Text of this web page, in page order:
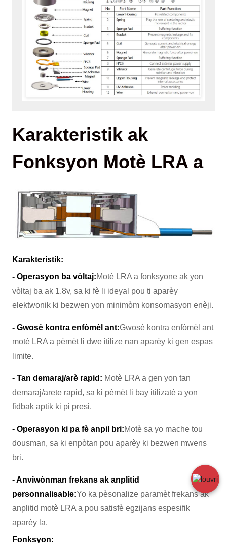
Karakteristik ak
Fonksyon Motè LRA a
Karakteristik:
- Operasyon ba vòltaj:Motè LRA a fonksyone ak yon
vòltaj ba ak 1.8v, sa ki fè li ideyal pou ti aparèy
elektwonik ki bezwen yon minimòm konsomasyon enèji.
- Gwosè kontra enfòmèl ant:Gwosè kontra enfòmèl ant
motè LRA a pèmèt li dwe itilize nan aparèy ki gen espas
limite.
- Tan demaraj/arè rapid: Motè LRA a gen yon tan
demaraj/arete rapid, sa ki pèmèt li bay itilizatè a yon
fidbak aptik ki pi presi.
- Operasyon ki pa fè anpil bri:Motè sa yo mache tou
dousman, sa ki enpòtan pou aparèy ki bezwen mwens
bri.
- Anviwònman frekans ak anplitid
personnalisable:Yo ka pèsonalize paramèt frekans ak
anplitid motè LRA a pou satisfè egzijans espesifik
aparèy la.
Fonksyon: